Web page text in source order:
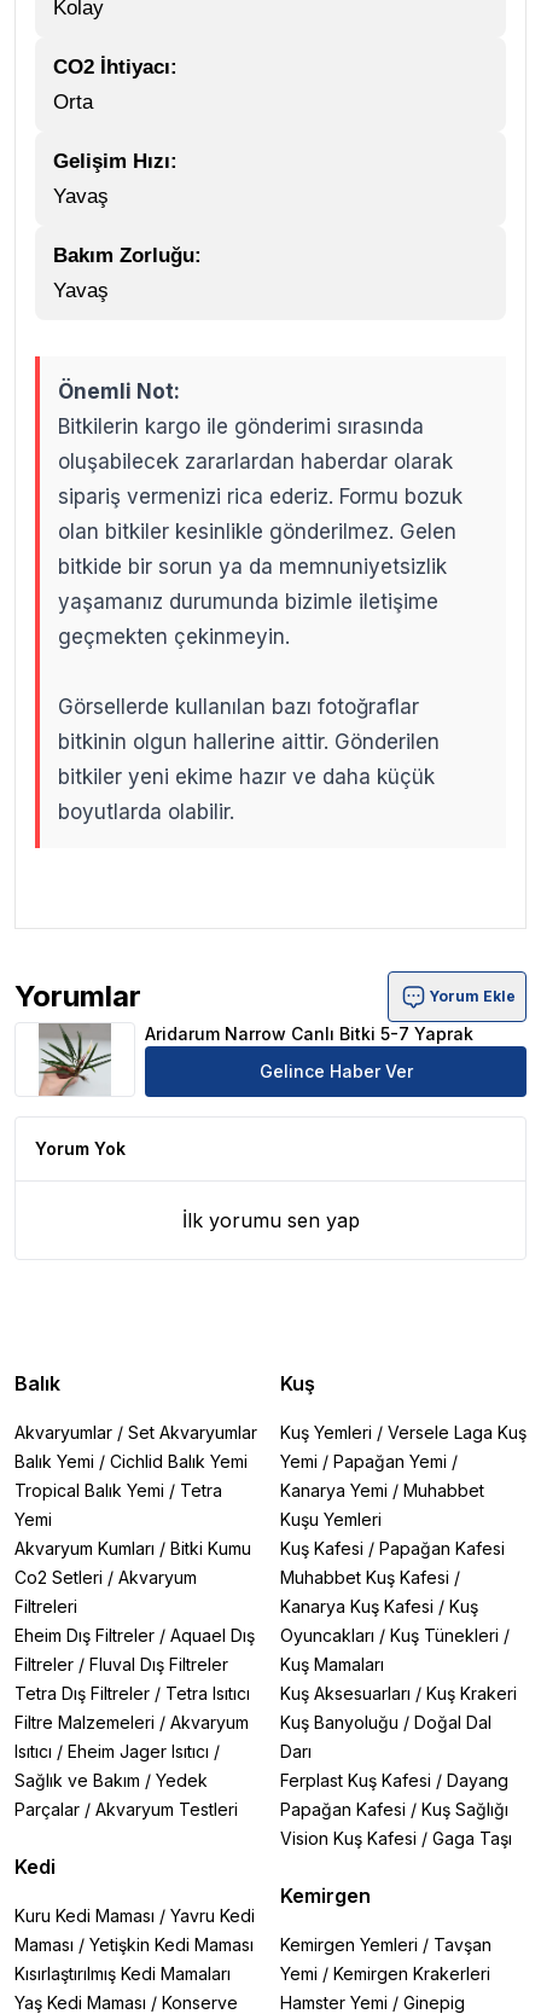
Kolay
CO2 İhtiyacı:
Orta
Gelişim Hızı:
Yavaş
Bakım Zorluğu:
Yavaş
Önemli Not:
Bitkilerin kargo ile gönderimi sırasında
oluşabilecek zararlardan haberdar olarak
sipariş vermenizi rica ederiz. Formu bozuk
olan bitkiler kesinlikle gönderilmez. Gelen
bitkide bir sorun ya da memnuniyetsizlik
yaşamanız durumunda bizimle iletişime
geçmekten çekinmeyin.
Görsellerde kullanılan bazı fotoğraflar
bitkinin olgun hallerine aittir. Gönderilen
bitkiler yeni ekime hazır ve daha küçük
boyutlarda olabilir.
Yorumlar
Aridarum Narrow Canlı Bitki 5-7 Yaprak Ürün Yorumları
Yorum Ekle
Aridarum Narrow Canlı Bitki 5-7 Yaprak
Gelince Haber Ver
Yorum Yok
İlk yorumu sen yap
Balık
Akvaryumlar / Set Akvaryumlar
Balık Yemi / Cichlid Balık Yemi
Tropical Balık Yemi / Tetra
Yemi
Akvaryum Kumları / Bitki Kumu
Co2 Setleri / Akvaryum
Filtreleri
Eheim Dış Filtreler / Aquael Dış
Filtreler / Fluval Dış Filtreler
Tetra Dış Filtreler / Tetra Isıtıcı
Filtre Malzemeleri / Akvaryum
Isıtıcı / Eheim Jager Isıtıcı /
Sağlık ve Bakım / Yedek
Parçalar / Akvaryum Testleri
Kedi
Kuru Kedi Maması / Yavru Kedi
Maması / Yetişkin Kedi Maması
Kısırlaştırılmış Kedi Mamaları
Yaş Kedi Maması / Konserve
Kuş
Kuş Yemleri / Versele Laga Kuş
Yemi / Papağan Yemi /
Kanarya Yemi / Muhabbet
Kuşu Yemleri
Kuş Kafesi / Papağan Kafesi
Muhabbet Kuş Kafesi /
Kanarya Kuş Kafesi / Kuş
Oyuncakları / Kuş Tünekleri /
Kuş Mamaları
Kuş Aksesuarları / Kuş Krakeri
Kuş Banyoluğu / Doğal Dal
Darı
Ferplast Kuş Kafesi / Dayang
Papağan Kafesi / Kuş Sağlığı
Vision Kuş Kafesi / Gaga Taşı
Kemirgen
Kemirgen Yemleri / Tavşan
Yemi / Kemirgen Krakerleri
Hamster Yemi / Ginepig